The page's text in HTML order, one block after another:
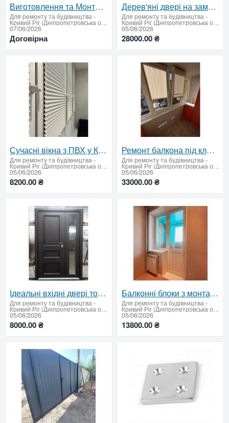
Виготовлення та Монтаж Воріт і Металовиробів від «Акабуд»
Для ремонту та будівництва-
Кривий Ріг (Дніпропетровська область)
07/06/2026
Договірна
Дерев'яні двері на замовлення у Кривому Розі
Для ремонту та будівництва-
Кривий Ріг (Дніпропетровська область)
05/06/2026
28000.00 ₴
Сучасні вікна з ПВХ у Кривому Розі
Для ремонту та будівництва -
Кривий Ріг (Дніпропетровська область)
05/06/2026
8200.00 ₴
Ремонт балкона під ключ у Кривому Розі
Для ремонту та будівництва -
Кривий Ріг (Дніпропетровська область)
05/06/2026
33000.00 ₴
Ідеальні вхідні двері товщиною 2–3 мм у Кривому Розі
Для ремонту та будівництва-
Кривий Ріг (Дніпропетровська область)
05/06/2026
8000.00 ₴
Балконні блоки з монтажем у Кривому Розі
Для ремонту та будівництва-
Кривий Ріг (Дніпропетровська область)
05/06/2026
13800.00 ₴